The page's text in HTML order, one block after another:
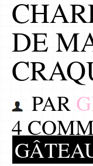
DE
PAR
4